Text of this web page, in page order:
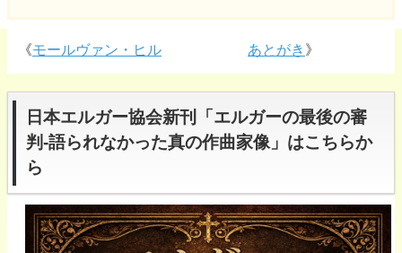
《モールヴァン・ヒル あとがき 》
日本エルガー協会新刊「エルガーの最後の審
判-語られなかった真の作曲家像」はこちらか
ら